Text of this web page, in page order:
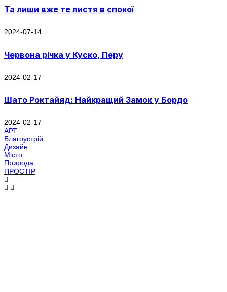
Та лиши вже те листя в спокої
2024-07-14
Червона річка у Куско, Перу
2024-02-17
Шато Роктайяд: Найкращий Замок у Бордо
2024-02-17
АРТ
Благоустрій
Дизайн
Місто
Природа
ПРОСТІР